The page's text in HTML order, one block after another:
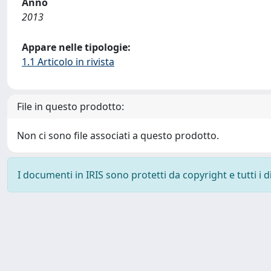
2013
Appare nelle tipologie:
1.1 Articolo in rivista
File in questo prodotto:
Non ci sono file associati a questo prodotto.
I documenti in IRIS sono protetti da copyright e tutti i